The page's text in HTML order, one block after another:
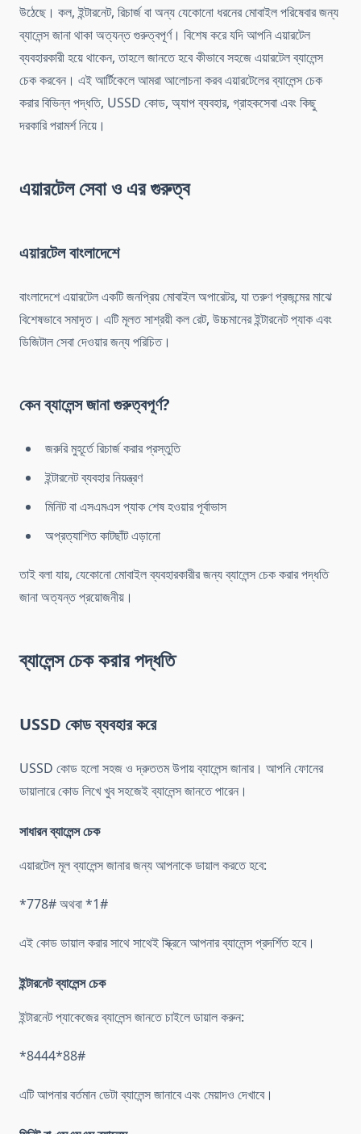
উঠেছে। কল, ইন্টারনেট, রিচার্জ বা অন্য যেকোনো ধরনের মোবাইল পরিষেবার জন্য
ব্যালেন্স জানা থাকা অত্যন্ত গুরুত্বপূর্ণ। বিশেষ করে যদি আপনি এয়ারটেল
ব্যবহারকারী হয়ে থাকেন, তাহলে জানতে হবে কীভাবে সহজে এয়ারটেল ব্যালেন্স
চেক করবেন। এই আর্টিকেলে আমরা আলোচনা করব এয়ারটেলের ব্যালেন্স চেক
করার বিভিন্ন পদ্ধতি, USSD কোড, অ্যাপ ব্যবহার, গ্রাহকসেবা এবং কিছু
দরকারি পরামর্শ নিয়ে।
এয়ারটেল সেবা ও এর গুরুত্ব
এয়ারটেল বাংলাদেশে
বাংলাদেশে এয়ারটেল একটি জনপ্রিয় মোবাইল অপারেটর, যা তরুণ প্রজন্মের মাঝে
বিশেষভাবে সমাদৃত। এটি মূলত সাশ্রয়ী কল রেট, উচ্চমানের ইন্টারনেট প্যাক এবং
ডিজিটাল সেবা দেওয়ার জন্য পরিচিত।
কেন ব্যালেন্স জানা গুরুত্বপূর্ণ?
জরুরি মুহূর্তে রিচার্জ করার প্রস্তুতি
ইন্টারনেট ব্যবহার নিয়ন্ত্রণ
মিনিট বা এসএমএস প্যাক শেষ হওয়ার পূর্বাভাস
অপ্রত্যাশিত কাটছাঁট এড়ানো
তাই বলা যায়, যেকোনো মোবাইল ব্যবহারকারীর জন্য ব্যালেন্স চেক করার পদ্ধতি
জানা অত্যন্ত প্রয়োজনীয়।
ব্যালেন্স চেক করার পদ্ধতি
USSD কোড ব্যবহার করে
USSD কোড হলো সহজ ও দ্রুততম উপায় ব্যালেন্স জানার। আপনি ফোনের
ডায়ালারে কোড লিখে খুব সহজেই ব্যালেন্স জানতে পারেন।
সাধারন ব্যালেন্স চেক
এয়ারটেল মূল ব্যালেন্স জানার জন্য আপনাকে ডায়াল করতে হবে:
*778# অথবা *1#
এই কোড ডায়াল করার সাথে সাথেই স্ক্রিনে আপনার ব্যালেন্স প্রদর্শিত হবে।
ইন্টারনেট ব্যালেন্স চেক
ইন্টারনেট প্যাকেজের ব্যালেন্স জানতে চাইলে ডায়াল করুন:
*8444*88#
এটি আপনার বর্তমান ডেটা ব্যালেন্স জানাবে এবং মেয়াদও দেখাবে।